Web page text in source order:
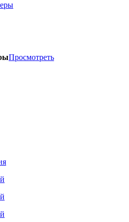
Просмотреть